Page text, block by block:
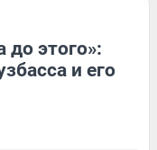
до этого»:
и его